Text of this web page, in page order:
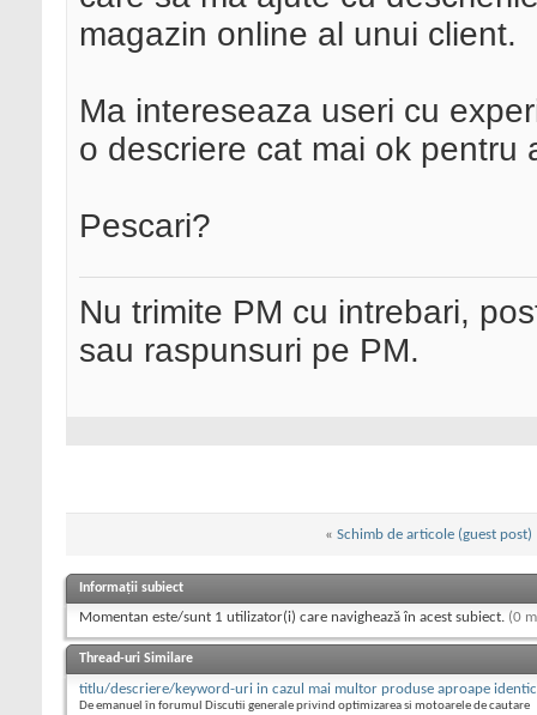
magazin online al unui client.
Ma intereseaza useri cu
o descriere cat mai ok pentru
Pescari?
Nu trimite PM cu intrebari,
sau raspunsuri pe PM.
« Schimb de articole (guest post)
Informații subiect
Momentan este/sunt 1 utilizator(i) care navighează în acest subiect. (0
Thread-uri Similare
titlu/descriere/keyword-uri in cazul mai multor produse aproape
De emanuel în forumul Discutii generale privind optimizarea si motoarele de cautare